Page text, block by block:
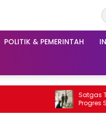
POLITIK & PEMERINTAH
Satgas TMMD ke 129 Terus
Progres Sejumlah